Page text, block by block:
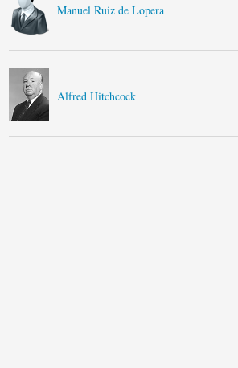
Manuel Ruiz de Lopera
Alfred Hitchcock